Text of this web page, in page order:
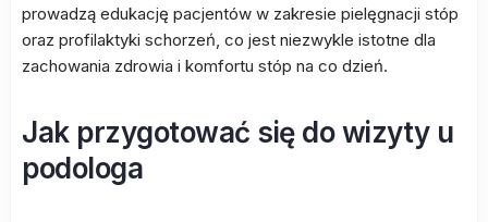
prowadzą edukację pacjentów w zakresie pielęgnacji stóp
oraz profilaktyki schorzeń, co jest niezwykle istotne dla
zachowania zdrowia i komfortu stóp na co dzień.
Jak przygotować się do wizyty u
podologa